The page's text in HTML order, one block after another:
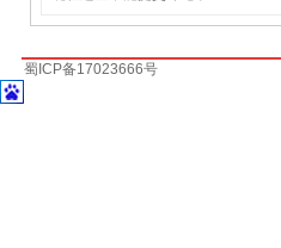
蜀ICP备17023666号